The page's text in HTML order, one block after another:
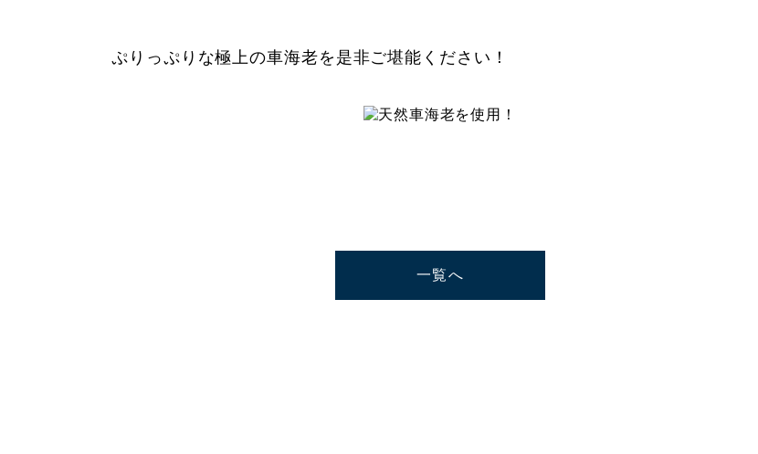
ぷりっぷりな極上の車海老を是非ご堪能ください！
一覧へ